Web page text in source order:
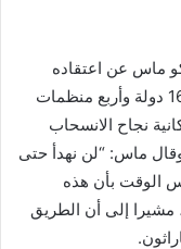
ماس عن اعتقاده
بنجاح المؤتمر. وفي أعقاب لقاء مع ممثلي 16 دولة وأربع منظمات
نجاح الانسحاب
وقال ماس: “لن نهدأ حتى
الوقت بأن هذه
مشيرا إلى أن الطريق